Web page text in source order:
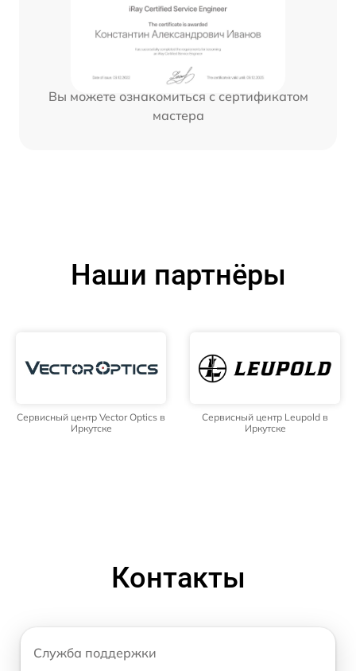
Вы можете ознакомиться с сертификатом
мастера
Наши партнёры
Сервисный центр Vector Optics в
Иркутске
Сервисный центр Leupold в
Иркутске
Контакты
Служба поддержки